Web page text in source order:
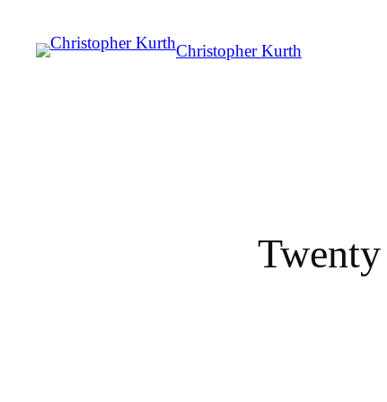
Christopher Kurth